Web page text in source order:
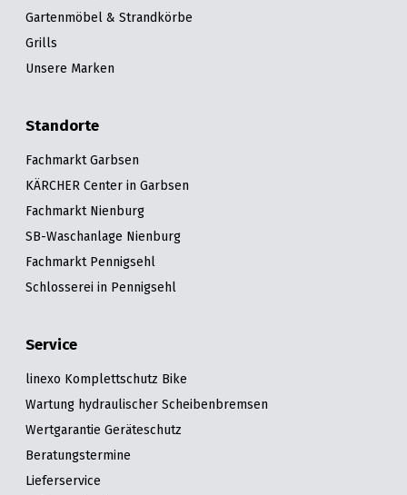
Gartenmöbel & Strandkörbe
Grills
Unsere Marken
Standorte
Fachmarkt Garbsen
KÄRCHER Center in Garbsen
Fachmarkt Nienburg
SB-Waschanlage Nienburg
Fachmarkt Pennigsehl
Schlosserei in Pennigsehl
Service
linexo Komplettschutz Bike
Wartung hydraulischer Scheibenbremsen
Wertgarantie Geräteschutz
Beratungstermine
Lieferservice